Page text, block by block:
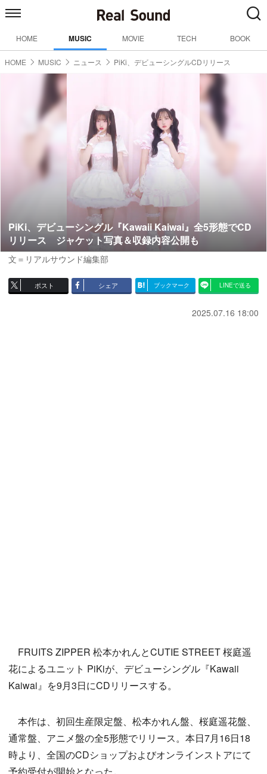
HOME MUSIC MOVIE TECH BOOK
HOME MUSIC ニュース PiKi、デビューシングルCDリリース
PiKi、デビューシングル『Kawaii Kaiwai』全5形態でCD
リリース ジャケット写真＆収録内容公開も
文＝リアルサウンド編集部
ポスト シェア ブックマーク LINEで送る
2025.07.16 18:00
FRUITS ZIPPER 松本かれんとCUTIE STREET 桜庭遥
花によるユニット PiKiが、デビューシングル『Kawaii
Kaiwai』を9月3日にCDリリースする。
本作は、初回生産限定盤、松本かれん盤、桜庭遥花盤、
通常盤、アニメ盤の全5形態でリリース。本日7月16日18
時より、全国のCDショップおよびオンラインストアにて